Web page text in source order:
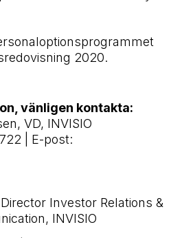
2020.
vänligen kontakta:
VD, INVISIO
| E-post:
Investor Relations &
INVISIO